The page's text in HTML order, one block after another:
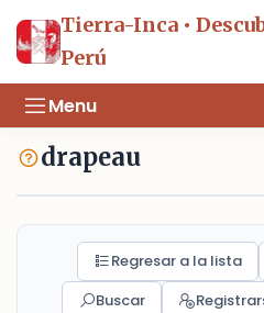
Tierra-Inca •
Perú
Menu
drapeau
Regresar a la lista
Buscar